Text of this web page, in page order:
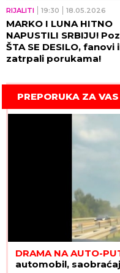
RIJALITI 19:30 18.05.2026
MARKO I LUNA HITNO
NAPUSTILI SRBIJU!
ŠTA SE DESILO, fanovi
zatrpali porukama!
PREPORUKA ZA VAS
DRAMA NA AUTO-
automobil, saobraćaj